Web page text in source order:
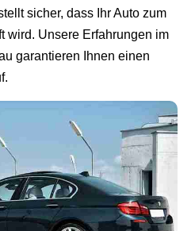
sicher, dass Ihr Auto zum
wird. Unsere Erfahrungen im
garantieren Ihnen einen